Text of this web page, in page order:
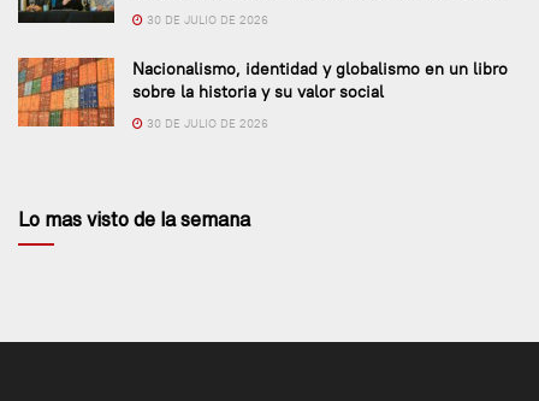
30 DE JULIO DE 2026
Nacionalismo, identidad y globalismo en un libro
sobre la historia y su valor social
30 DE JULIO DE 2026
Lo mas visto de la semana